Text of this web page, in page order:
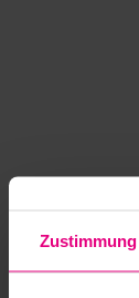
Zustimmung